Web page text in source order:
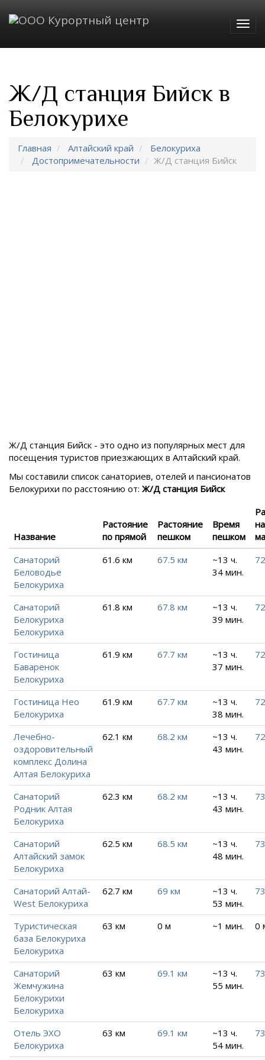
Ж/Д станция Бийск в
Белокурихе
Главная Алтайский край
Белокуриха
Достопримечательности
Ж/Д станция Бийск
Ж/Д станция Бийск - это одно из популярных мест для
посещения туристов приезжающих в Алтайский край.
Мы составили список санаториев, отелей и пансионатов
Белокурихи по расстоянию от: Ж/Д станция Бийск
Название
Растояние
по прямой
Растояние
пешком
Время
пешком
на
Санаторий
Беловодье
Белокуриха
61.6 км 67.5 км
~13 ч.
34 мин.
Санаторий
Белокуриха
Белокуриха
61.8 км 67.8 км
~13 ч.
39 мин.
Гостиница
Баваренок
Белокуриха
61.9 км 67.7 км
~13 ч.
37 мин.
Гостиница Нео
Белокуриха
61.9 км 67.7 км
~13 ч.
38 мин.
Лечебно-
оздоровительный
комплекс Долина
Алтая Белокуриха
62.1 км 68.2 км
~13 ч.
43 мин.
Санаторий
Родник Алтая
Белокуриха
62.3 км 68.2 км
~13 ч.
43 мин.
Санаторий
Алтайский замок
Белокуриха
62.5 км 68.5 км
~13 ч.
48 мин.
Санаторий Алтай-
West Белокуриха
62.7 км 69 км
~13 ч.
53 мин.
Туристическая
база Белокуриха
Белокуриха
63 км 0 м ~1 мин. 0
Санаторий
Жемчужина
Белокурихи
Белокуриха
63 км 69.1 км
~13 ч.
55 мин.
Отель ЭХО
Белокуриха
63 км 69.1 км
~13 ч.
54 мин.